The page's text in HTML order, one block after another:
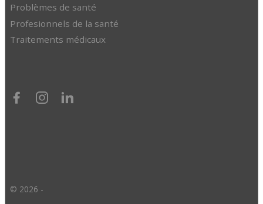
Problèmes de santé
Profesionnels de la santé
Traitements médicaux
© 2026 -